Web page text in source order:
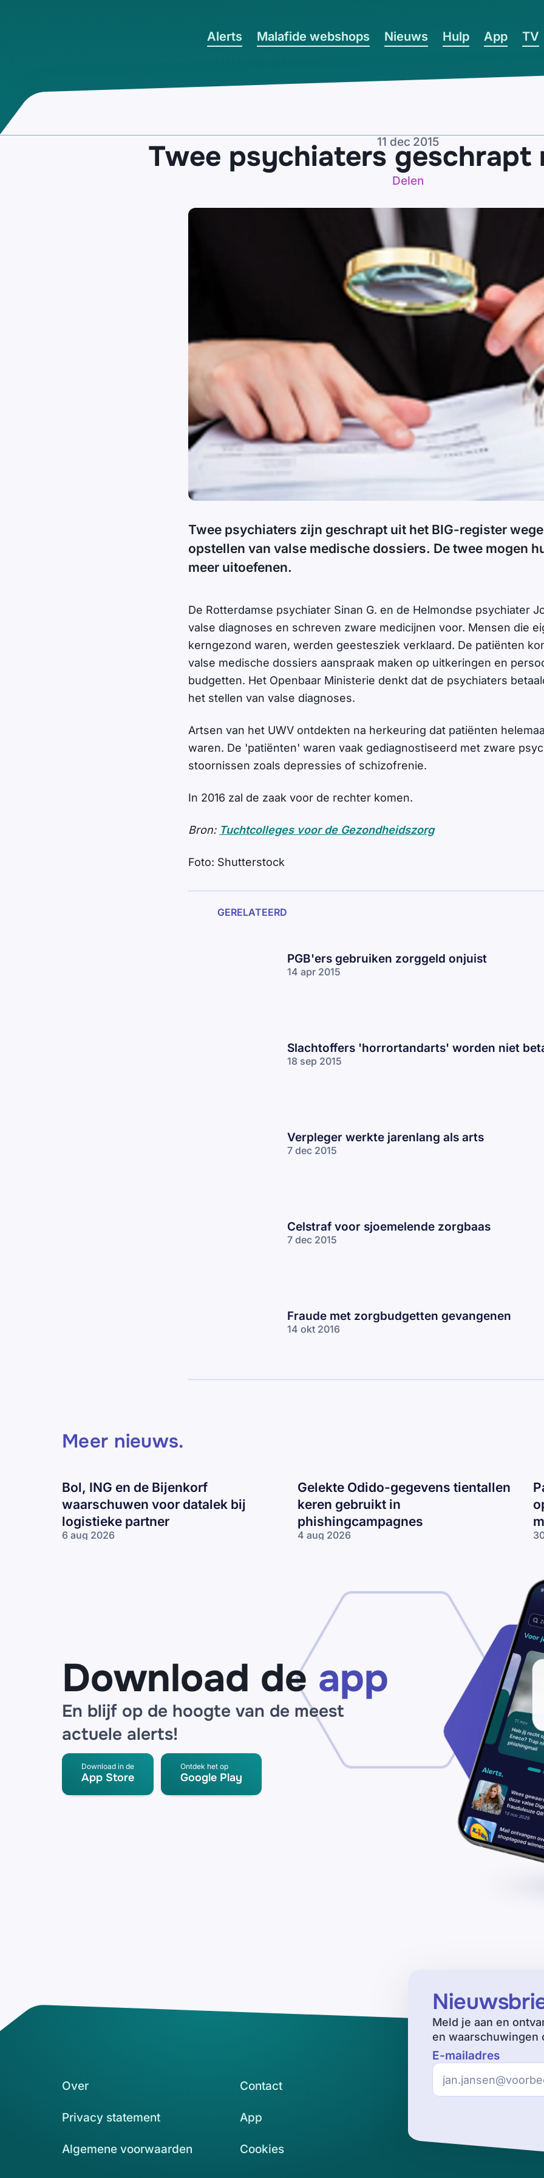
Alerts Malafide webshops Nieuws Hulp App TV
11 dec 2015
Twee psychiaters geschrapt
Delen
Twee psychiaters zijn geschrapt uit het BIG-register
opstellen van valse medische dossiers. De twee mogen
meer uitoefenen.
De Rotterdamse psychiater Sinan G. en de Helmondse psychiater
valse diagnoses en schreven zware medicijnen voor. Mensen die
kerngezond waren, werden geestesziek verklaard. De patiënten
valse medische dossiers aanspraak maken op uitkeringen en
budgetten. Het Openbaar Ministerie denkt dat de psychiaters
het stellen van valse diagnoses.
Artsen van het UWV ontdekten na herkeuring dat patiënten
waren. De 'patiënten' waren vaak gediagnostiseerd met zware
stoornissen zoals depressies of schizofrenie.
In 2016 zal de zaak voor de rechter komen.
Bron: Tuchtcolleges voor de Gezondheidszorg
Foto: Shutterstock
GERELATEERD
PGB'ers gebruiken zorggeld onjuist
14 apr 2015
Slachtoffers 'horrortandarts' worden niet
18 sep 2015
Verpleger werkte jarenlang als arts
7 dec 2015
Celstraf voor sjoemelende zorgbaas
7 dec 2015
Fraude met zorgbudgetten gevangenen
14 okt 2016
Meer nieuws.
Bol, ING en de Bijenkorf
waarschuwen voor datalek bij
logistieke partner
6 aug 2026
Gelekte Odido-gegevens tientallen
keren gebruikt in
phishingcampagnes
4 aug 2026
Download de app
En blijf op de hoogte van de meest
actuele alerts!
Download in de
App Store
Ontdek het op
Google Play
Meld je aan en
en waarschuwingen
E-mailadres
Over Contact
Privacy statement App
Algemene voorwaarden Cookies